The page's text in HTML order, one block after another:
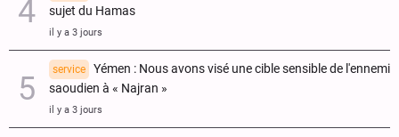
sujet du Hamas
il y a 3 jours
service
Yémen : Nous avons visé une cible sensible de l'ennemi
saoudien à « Najran »
il y a 3 jours